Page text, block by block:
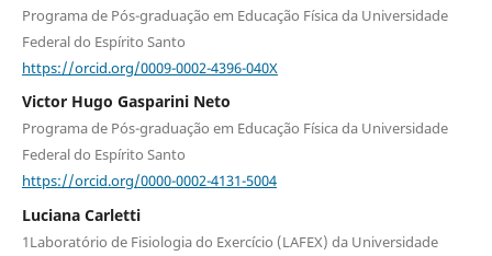
Programa de Pós-graduação em Educação Física da Universidade
Federal do Espírito Santo
https://orcid.org/0009-0002-4396-040X
Victor Hugo Gasparini Neto
Programa de Pós-graduação em Educação Física da Universidade
Federal do Espírito Santo
https://orcid.org/0000-0002-4131-5004
Luciana Carletti
1Laboratório de Fisiologia do Exercício (LAFEX) da Universidade